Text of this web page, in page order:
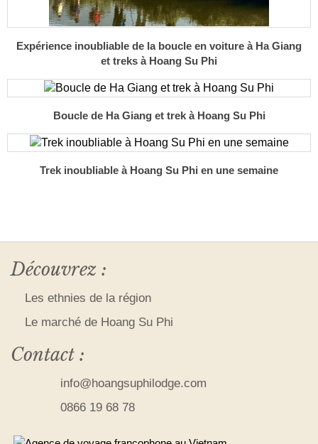
Expérience inoubliable de la boucle en voiture à Ha Giang
et treks à Hoang Su Phi
Boucle de Ha Giang et trek à Hoang Su Phi
Trek inoubliable à Hoang Su Phi en une semaine
Découvrez :
Les ethnies de la région
Le marché de Hoang Su Phi
Contact :
info@hoangsuphilodge.com
0866 19 68 78